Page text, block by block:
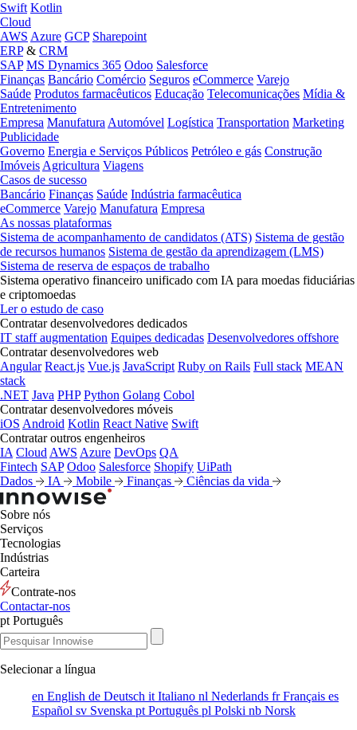
Swift Kotlin
Cloud
AWS Azure GCP Sharepoint
ERP& CRM
SAP MS Dynamics 365 Odoo Salesforce
Finanças Bancário Comércio Seguros eCommerce Varejo
Saúde Produtos farmacêuticos Educação Telecomunicações Mídia &
Entretenimento
Empresa Manufatura Automóvel Logística Transportation Marketing
Publicidade
Governo Energia e Serviços Públicos Petróleo e gás Construção
Imóveis Agricultura Viagens
Casos de sucesso
Bancário Finanças Saúde Indústria farmacêutica
eCommerce Varejo Manufatura Empresa
As nossas plataformas
Sistema de acompanhamento de candidatos (ATS) Sistema de gestão
de recursos humanos Sistema de gestão da aprendizagem (LMS)
Sistema de reserva de espaços de trabalho
Sistema operativo financeiro unificado com IA para moedas fiduciárias
e criptomoedas
Ler o estudo de caso
Contratar desenvolvedores dedicados
IT staff augmentation Equipes dedicadas Desenvolvedores offshore
Contratar desenvolvedores web
Angular React.js Vue.js JavaScript Ruby on Rails Full stack MEAN
stack
.NET Java PHP Python Golang Cobol
Contratar desenvolvedores móveis
iOS Android Kotlin React Native Swift
Contratar outros engenheiros
IA Cloud AWS Azure DevOps QA
Fintech SAP Odoo Salesforce Shopify UiPath
Dados
IA Mobile Finanças Ciências da vida
Sobre nós
Serviços
Tecnologias
Indústrias
Carteira
Contrate-nos
Contactar-nos
pt Português
Selecionar a língua
en English de Deutsch it Italiano nl Nederlands frFrançais es
Español sv Svenska pt Português pl Polski nb Norsk